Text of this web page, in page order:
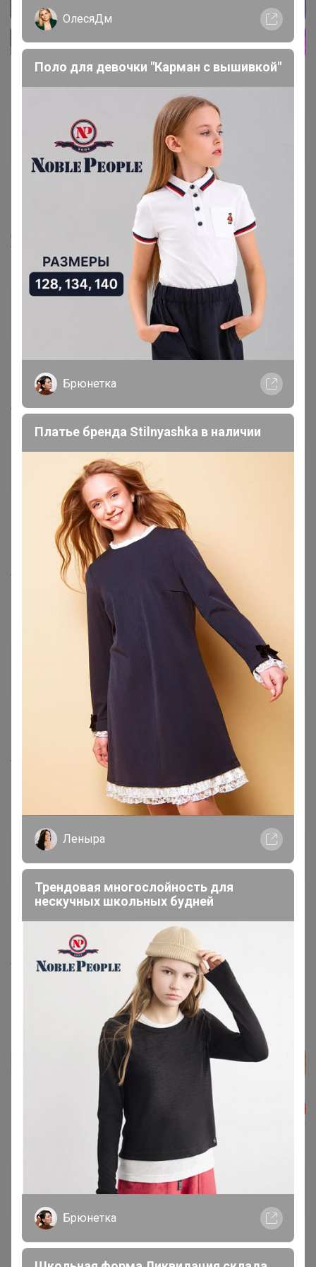
Золотой организатор
3 декабря, 2020 21:44
, верно, его нет, скрыла лот в каталоге
‌Подписывайтесь на наш чат в Телеграм
‌Живые обзоры, акции, спецпредложения
Tanyschka
Великий магистр
Добрый день! Добавьте
fegen-tapochki-bezhevyy...
xiv2008
Великий магистр
4 декабря, 2020 10:15
До нг придет?
ЖаннаМ
Гений СП
4 декабря, 2020 12:56
Прошу добавить:
www.ikea.com/ru/ru/p/duktig-duktig-detskaya-kuhnya...
4 декабря, 2020 12:57
www.ikea.com/ru/ru/p/spisig-spaysig-detskaya-kuhny...
Дженна
Серебряный организатор
4 декабря, 2020 17:44
www.ikea.com/ru/ru/p/malinda-malinda-podushka-na-s...
ОлесяДм
Поло для девочки "Карман с вышивкой"
Брюнетка
Платье бренда Stilnyashka в наличии
Леныра
Трендовая многослойность для
нескучных школьных будней
Брюнетка